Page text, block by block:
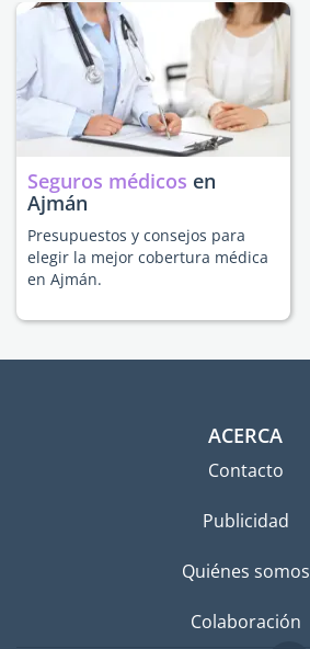
Seguros médicos en
Ajmán
Presupuestos y consejos para
elegir la mejor cobertura médica
en Ajmán.
ACERCA
Contacto
Publicidad
Quiénes somos
Colaboración